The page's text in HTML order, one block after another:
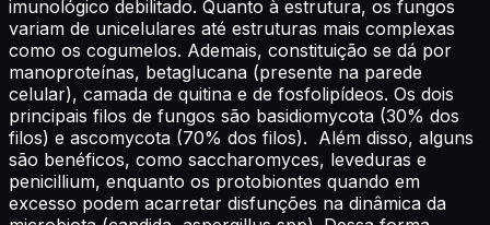
imunológico debilitado. Quanto à estrutura, os fungos
variam de unicelulares até estruturas mais complexas
como os cogumelos. Ademais, constituição se dá por
manoproteínas, betaglucana (presente na parede
celular), camada de quitina e de fosfolipídeos. Os dois
principais filos de fungos são basidiomycota (30% dos
filos) e ascomycota (70% dos filos). Além disso, alguns
são benéficos, como saccharomyces, leveduras e
penicillium, enquanto os protobiontes quando em
excesso podem acarretar disfunções na dinâmica da